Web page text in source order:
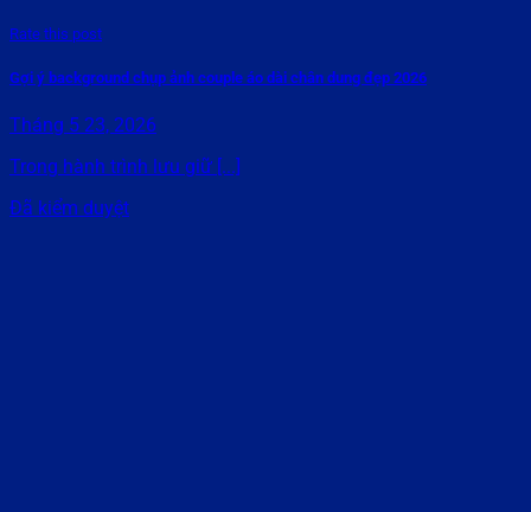
Rate this post
Gợi ý background chụp ảnh couple áo dài chân dung đẹp 2026
Tháng 5 23, 2026
Trong hành trình lưu giữ [...]
Đã kiểm duyệt